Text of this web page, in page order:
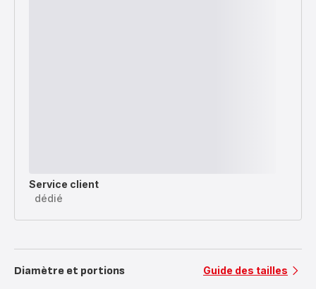
Service client
dédié
Diamètre et portions Guide des tailles